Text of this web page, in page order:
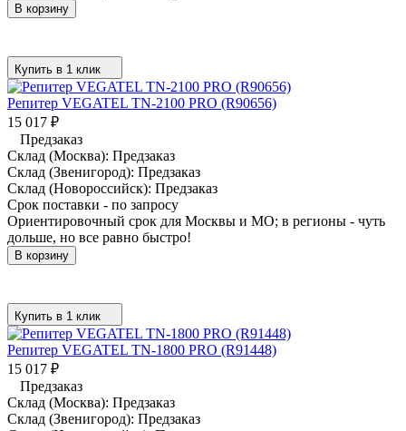
В корзину
Купить в 1 клик
Репитер VEGATEL TN-2100 PRO (R90656)
15 017 ₽
Предзаказ
Склад (Москва): Предзаказ
Склад (Звенигород): Предзаказ
Склад (Новороссийск): Предзаказ
Срок поставки - по запросу
Ориентировочный срок для Москвы и МО; в регионы - чуть
дольше, но все равно быстро!
В корзину
Купить в 1 клик
Репитер VEGATEL TN-1800 PRO (R91448)
15 017 ₽
Предзаказ
Склад (Москва): Предзаказ
Склад (Звенигород): Предзаказ